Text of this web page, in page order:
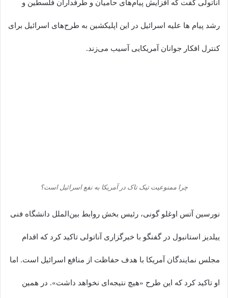
آناتولی گفت که افزایش پیام‌های حامیان و طرفداران فلسطین و
رشد پیام ها علیه اسرائیل در این اپلیکشین به طرح‌های اسرائیل برای
کنترل افکار جوانان آمریکایی آسیب می‌زند.
چرا ممنوعیت تیک تاک در آمریکا به نفع اسرائیل است؟
نورسین آتس اوغلو گونی، رئیس بخش روابط بین‌الملل دانشگاه فنی
ییلدیز استانبول در گفنگو با خبرگزاری آناتولی تاکید کرد که اقدام
مجلس نمایندگان آمریکا با هدف حفاظت از منافع اسرائیل است. اما
او تاکید کرد که این طرح «هیچ نتیجه‌ای نخواهد داشت». در همین